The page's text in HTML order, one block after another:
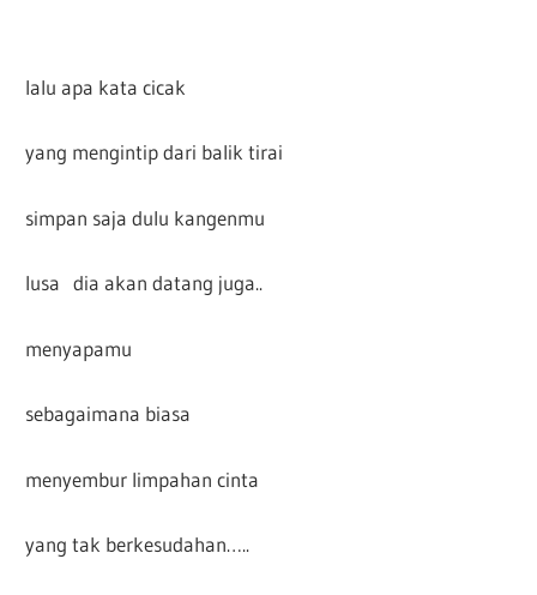
lalu apa kata cicak
yang mengintip dari balik tirai
simpan saja dulu kangenmu
lusa dia akan datang juga..
menyapamu
sebagaimana biasa
menyembur limpahan cinta
yang tak berkesudahan…..